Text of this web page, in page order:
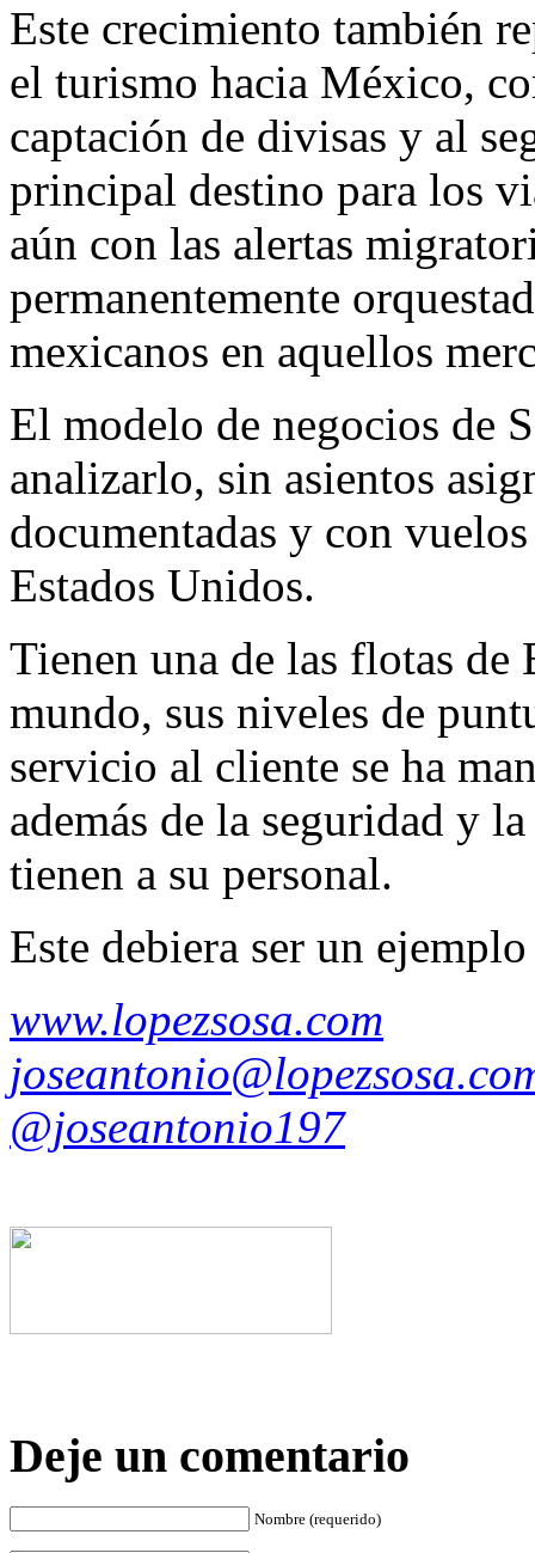
Este crecimiento también
el turismo hacia México,
captación de divisas y al
principal destino para los
aún con las alertas
permanentemente
mexicanos en aquellos
El modelo de negocios de
analizarlo, sin asientos
documentadas y con
Estados Unidos.
Tienen una de las flotas de
mundo, sus niveles de
servicio al cliente se ha
además de la seguridad y
tienen a su personal.
Este debiera ser un
www.lopezsosa.com
@joseantonio197
Deje un comentario
Nombre (requerido)